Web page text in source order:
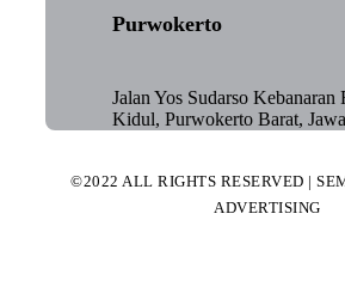
Purwokerto
Jalan Yos Sudarso Kebanaran
Kidul, Purwokerto Barat,
©2022 ALL RIGHTS RESERVED |
ADVERTISING